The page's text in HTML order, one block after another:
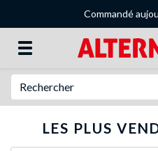
Commandé
LES PLUS